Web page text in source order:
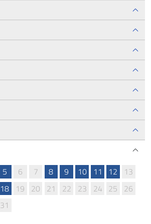
5 6 7 8 9 10 11 12
13
18 19 20 21 22 23 24 25
26
31